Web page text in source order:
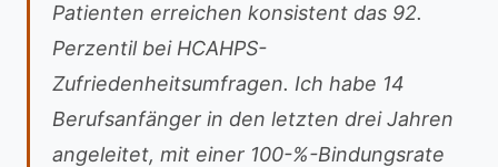
Patienten erreichen konsistent das 92.
Perzentil bei HCAHPS-
Zufriedenheitsumfragen. Ich habe 14
Berufsanfänger in den letzten drei Jahren
angeleitet, mit einer 100-%-Bindungsrate